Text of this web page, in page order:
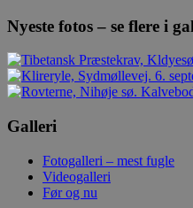
Nyeste fotos – se flere i
Galleri
Fotogalleri – mest fugle
Videogalleri
Før og nu